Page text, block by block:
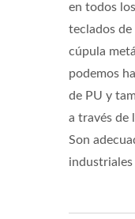
en todos
teclados de
cúpula
podemos
de PU y
a través de
Son